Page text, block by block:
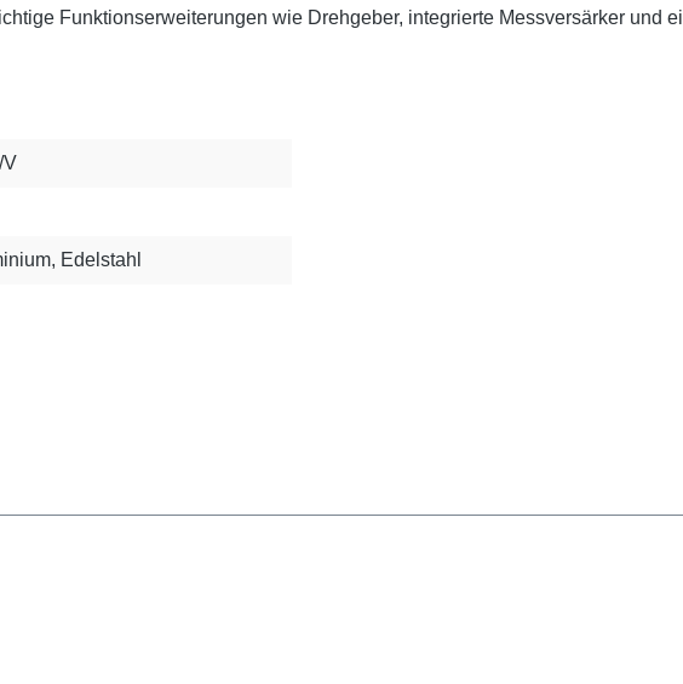
Funktionserweiterungen wie Drehgeber, integrierte Messversärker und
V
Edelstahl